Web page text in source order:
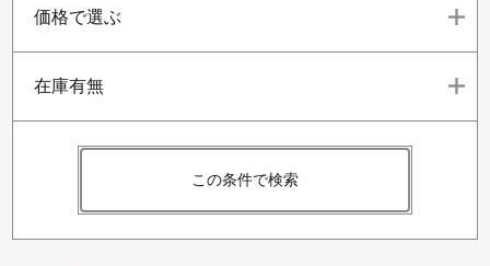
価格で選ぶ
在庫有無
この条件で検索